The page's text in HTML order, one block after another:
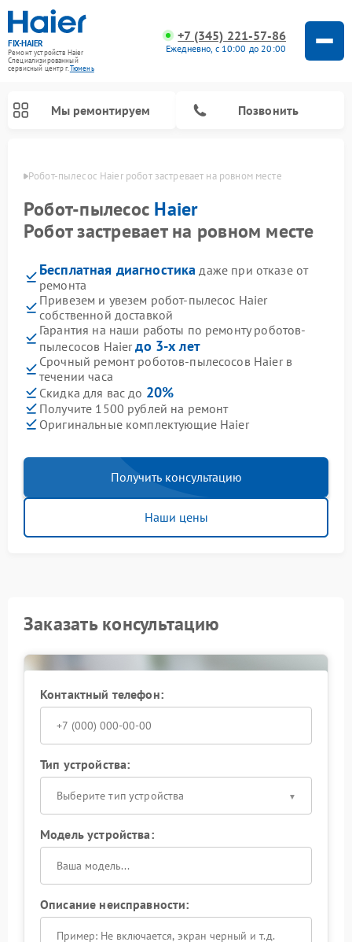
FIX-HAIER
Ремонт устройств Haier
Специализированный
cервисный центр г.Тюмень
+7 (345) 221-57-86
Ежедневно, с 10:00 до 20:00
Мы ремонтируем Позвонить
Робот-пылесос Haier робот застревает на ровном месте
Робот-пылесос Haier
Робот застревает на ровном месте
Бесплатная диагностика даже при отказе от
ремонта
Привезем и увезем робот-пылесос Haier
собственной доставкой
Гарантия на наши работы по ремонту роботов-
пылесосов Haierдо 3-х лет
Срочный ремонт роботов-пылесосов Haier в
течении часа
Скидка для вас до 20%
Получите 1500 рублей на ремонт
Оригинальные комплектующие Haier
Получить консультацию
Наши цены
Заказать консультацию
Контактный телефон:
Тип устройства:
Выберите тип устройства
Модель устройства:
Описание неисправности: